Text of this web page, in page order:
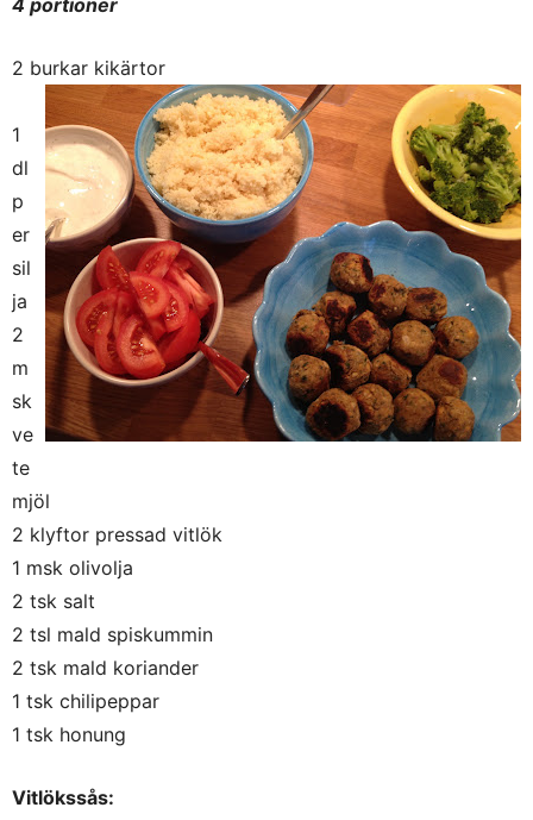
4 portioner
2 burkar kikärtor
1
dl
p
er
sil
ja
2
m
sk
ve
te
mjöl
2 klyftor pressad vitlök
1 msk olivolja
2 tsk salt
2 tsl mald spiskummin
2 tsk mald koriander
1 tsk chilipeppar
1 tsk honung
Vitlökssås: